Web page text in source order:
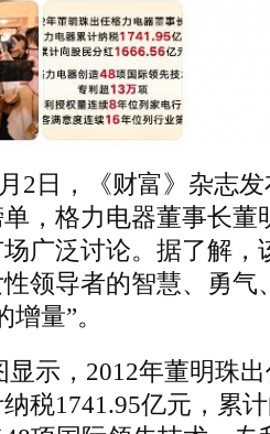
2日，《财富》杂志
，格力电器董事长董
广泛讨论。据了解，
领导者的智慧、勇气
量”。
示，2012年董明珠
税1741.95亿元，累